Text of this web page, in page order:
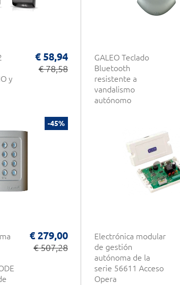
y
€ 58,94
€ 78,58
GALEO Teclado
Bluetooth
resistente a
vandalismo
autónomo
aluminio CDVI
-45%
€ 279,00
€ 507,28
Electrónica modular
de gestión
autónoma de la
serie 56611 Acceso
Opera